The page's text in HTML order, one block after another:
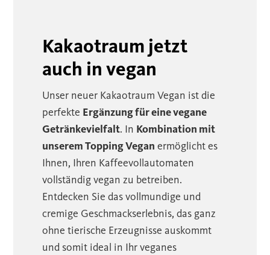
Kakaotraum jetzt
auch in vegan
Unser neuer Kakaotraum Vegan ist die
perfekte Ergänzung für eine vegane
Getränkevielfalt. In Kombination mit
unserem Topping Vegan ermöglicht es
Ihnen, Ihren Kaffeevollautomaten
vollständig vegan zu betreiben.
Entdecken Sie das vollmundige und
cremige Geschmackserlebnis, das ganz
ohne tierische Erzeugnisse auskommt
und somit ideal in Ihr veganes